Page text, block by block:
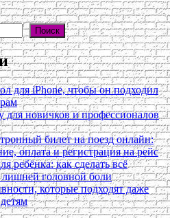
Поиск
для iPhone, чтобы он подходил
для новичков и профессионалов
билет на поезд онлайн:
оплата и регистрация на рейс
ребёнка: как сделать всё
лишней головной боли
которые подходят даже